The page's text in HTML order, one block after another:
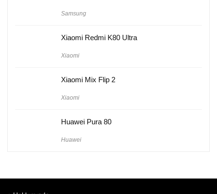
Samsung
Xiaomi Redmi K80 Ultra
Xiaomi
Xiaomi Mix Flip 2
Xiaomi
Huawei Pura 80
Huawei